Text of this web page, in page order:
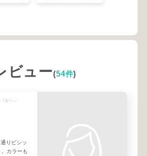
ビュー(54件)
りビシッ
カラーも